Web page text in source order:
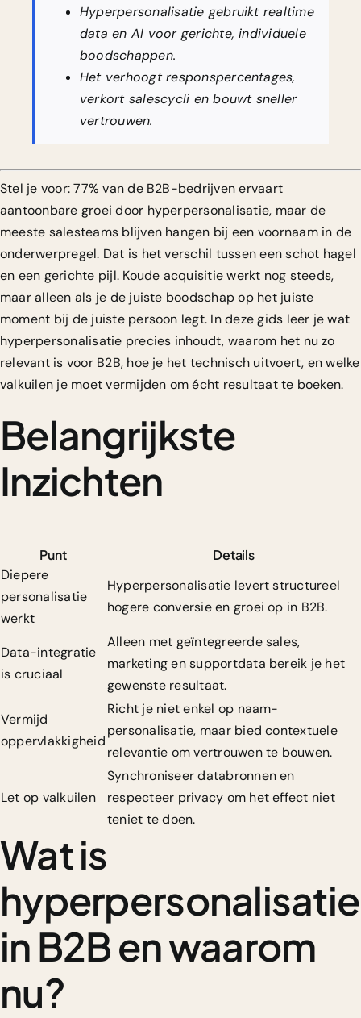
Hyperpersonalisatie gebruikt realtime
data en AI voor gerichte, individuele
boodschappen.
Het verhoogt responspercentages,
verkort salescycli en bouwt sneller
vertrouwen.
Stel je voor: 77% van de B2B-bedrijven ervaart
aantoonbare groei door hyperpersonalisatie, maar de
meeste salesteams blijven hangen bij een voornaam in de
onderwerpregel. Dat is het verschil tussen een schot hagel
en een gerichte pijl. Koude acquisitie werkt nog steeds,
maar alleen als je de juiste boodschap op het juiste
moment bij de juiste persoon legt. In deze gids leer je wat
hyperpersonalisatie precies inhoudt, waarom het nu zo
relevant is voor B2B, hoe je het technisch uitvoert, en welke
valkuilen je moet vermijden om écht resultaat te boeken.
Belangrijkste
Inzichten
Punt
Details
Diepere
personalisatie
werkt
Hyperpersonalisatie levert structureel
hogere conversie en groei op in B2B.
Data-integratie
is cruciaal
Alleen met geïntegreerde sales,
marketing en supportdata bereik je het
gewenste resultaat.
Vermijd
oppervlakkigheid
Richt je niet enkel op naam-
personalisatie, maar bied contextuele
relevantie om vertrouwen te bouwen.
Let op valkuilen
Synchroniseer databronnen en
respecteer privacy om het effect niet
teniet te doen.
Wat is
hyperpersonalisatie
in B2B en waarom
nu?